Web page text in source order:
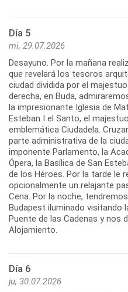
Día 5
mi, 29.07.2026
Desayuno. Por la mañana
que revelará los tesoros
ciudad dividida por el
derecha, en Buda,
la impresionante Iglesia de
Esteban I el Santo, el
emblemática Ciudadela.
parte administrativa de la
imponente Parlamento, la
Ópera, la Basílica de San
de los Héroes. Por la tarde le
opcionalmente un relajante
Cena. Por la noche,
Budapest iluminado visitando
Puente de las Cadenas y nos
Alojamiento.
Día 6
ju, 30.07.2026